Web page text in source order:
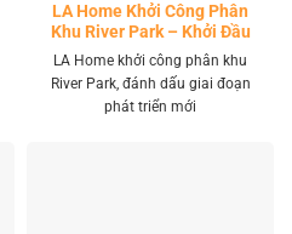
LA Home Khởi Công Phân
Khu River Park – Khởi Đầu
Giai Đoạn Phát Triển Mới
LA Home khởi công phân khu
River Park, đánh dấu giai đoạn
phát triển mới